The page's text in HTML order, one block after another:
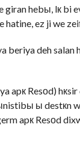
giran hebы, lк bi
ez ji we
beriya deh salan
apк Resоd)
ы destкn
apк Resоd